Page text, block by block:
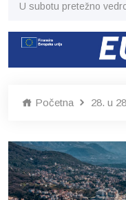
U subotu pretežno
Početna 28. u